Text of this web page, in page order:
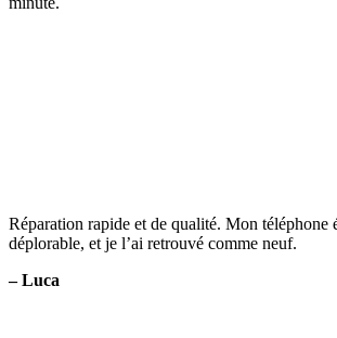
Réparation rapide et de qualité. Mon téléphone
déplorable, et je l’ai retrouvé comme neuf.
– Luca